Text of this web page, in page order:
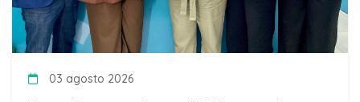
03 agosto 2026